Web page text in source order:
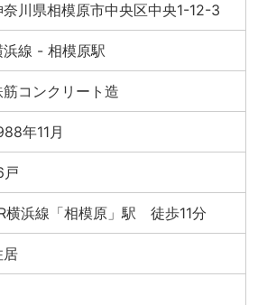
奈川県相模原市中央区中央1-12-3
浜線 - 相模原駅
筋コンクリート造
年11月
戸
横浜線「相模原」駅 徒歩11分
居